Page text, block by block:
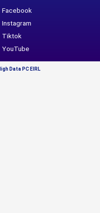
Facebook
Instagram
Tiktok
YouTube
Data PC EIRL